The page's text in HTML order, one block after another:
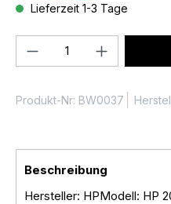
Lieferzeit 1-3 Tage
Produkt Anzahl:
Produkt-Nr: BW0037
Beschreibung
Hersteller: HPModell: HP